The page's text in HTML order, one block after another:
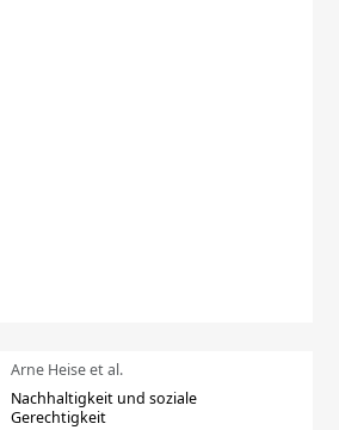
Arne Heise et al.
Nachhaltigkeit und soziale
Gerechtigkeit